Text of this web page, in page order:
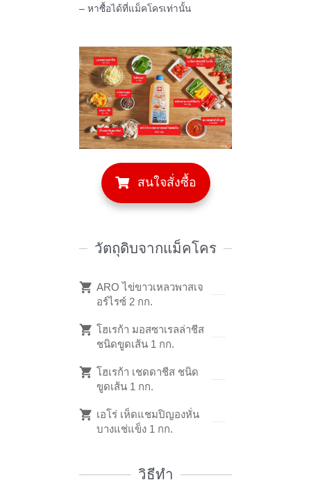
– หาซื้อได้ที่แม็คโครเท่านั้น
สนใจสั่งซื้อ
วัตถุดิบจากแม็คโคร
ARO ไข่ขาวเหลวพาสเจ
อร์ไรซ์ 2 กก.
โฮเรก้า มอสซาเรลล่าชีส
ชนิดขูดเส้น 1 กก.
โฮเรก้า เชดดาชีส ชนิด
ขูดเส้น 1 กก.
เอโร่ เห็ดแชมปิญองหั่น
บางแช่แข็ง 1 กก.
วิธีทำ